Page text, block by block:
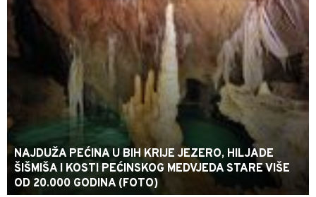
NAJDUŽA PEĆINA U BIH KRIJE JEZERO, HILJADE
ŠIŠMIŠA I KOSTI PEĆINSKOG MEDVJEDA STARE VIŠE
OD 20.000 GODINA (FOTO)